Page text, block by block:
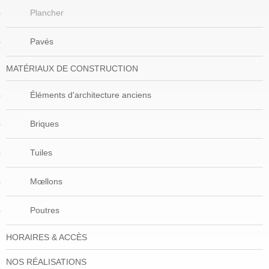
Plancher
Pavés
MATÉRIAUX DE CONSTRUCTION
Éléments d'architecture anciens
Briques
Tuiles
Mœllons
Poutres
HORAIRES & ACCÈS
NOS RÉALISATIONS